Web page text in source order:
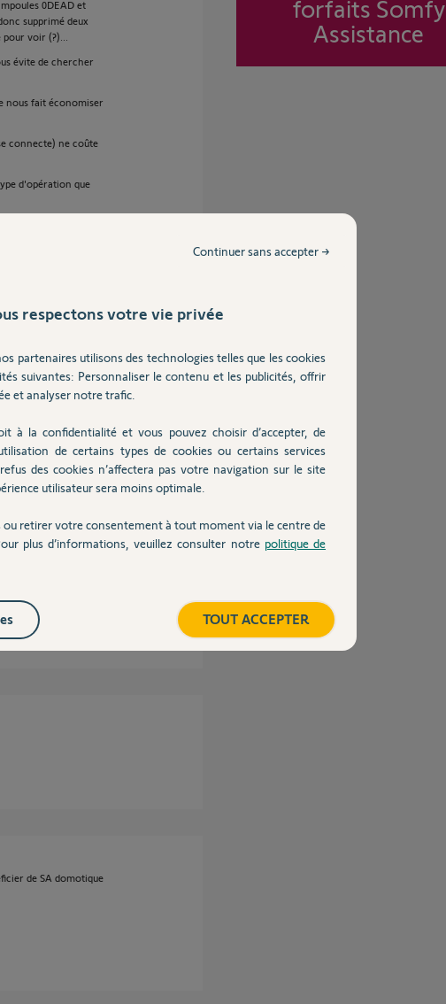
0DEAD et
supprimé deux
voir (?)...
évite de chercher
nous fait économiser
connecte) ne coûte
d'opération que
journée.
de votre lanceur de
de SA domotique
forfaits Somfy
Assistance
respectons votre vie privée
partenaires utilisons des technologies telles que les cookies
suivantes: Personnaliser le contenu et les publicités, offrir
et analyser notre trafic.
à la confidentialité et vous pouvez choisir d’accepter, de
de certains types de cookies ou certains services
des cookies n’affectera pas votre navigation sur le site
utilisateur sera moins optimale.
ou retirer votre consentement à tout moment via le centre de
plus d’informations, veuillez consulter notre politique de
Continuer sans accepter →
TOUT ACCEPTER